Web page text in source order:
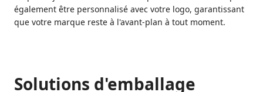
également être personnalisé avec votre logo, garantissant
que votre marque reste à l'avant-plan à tout moment.
Solutions d'emballage